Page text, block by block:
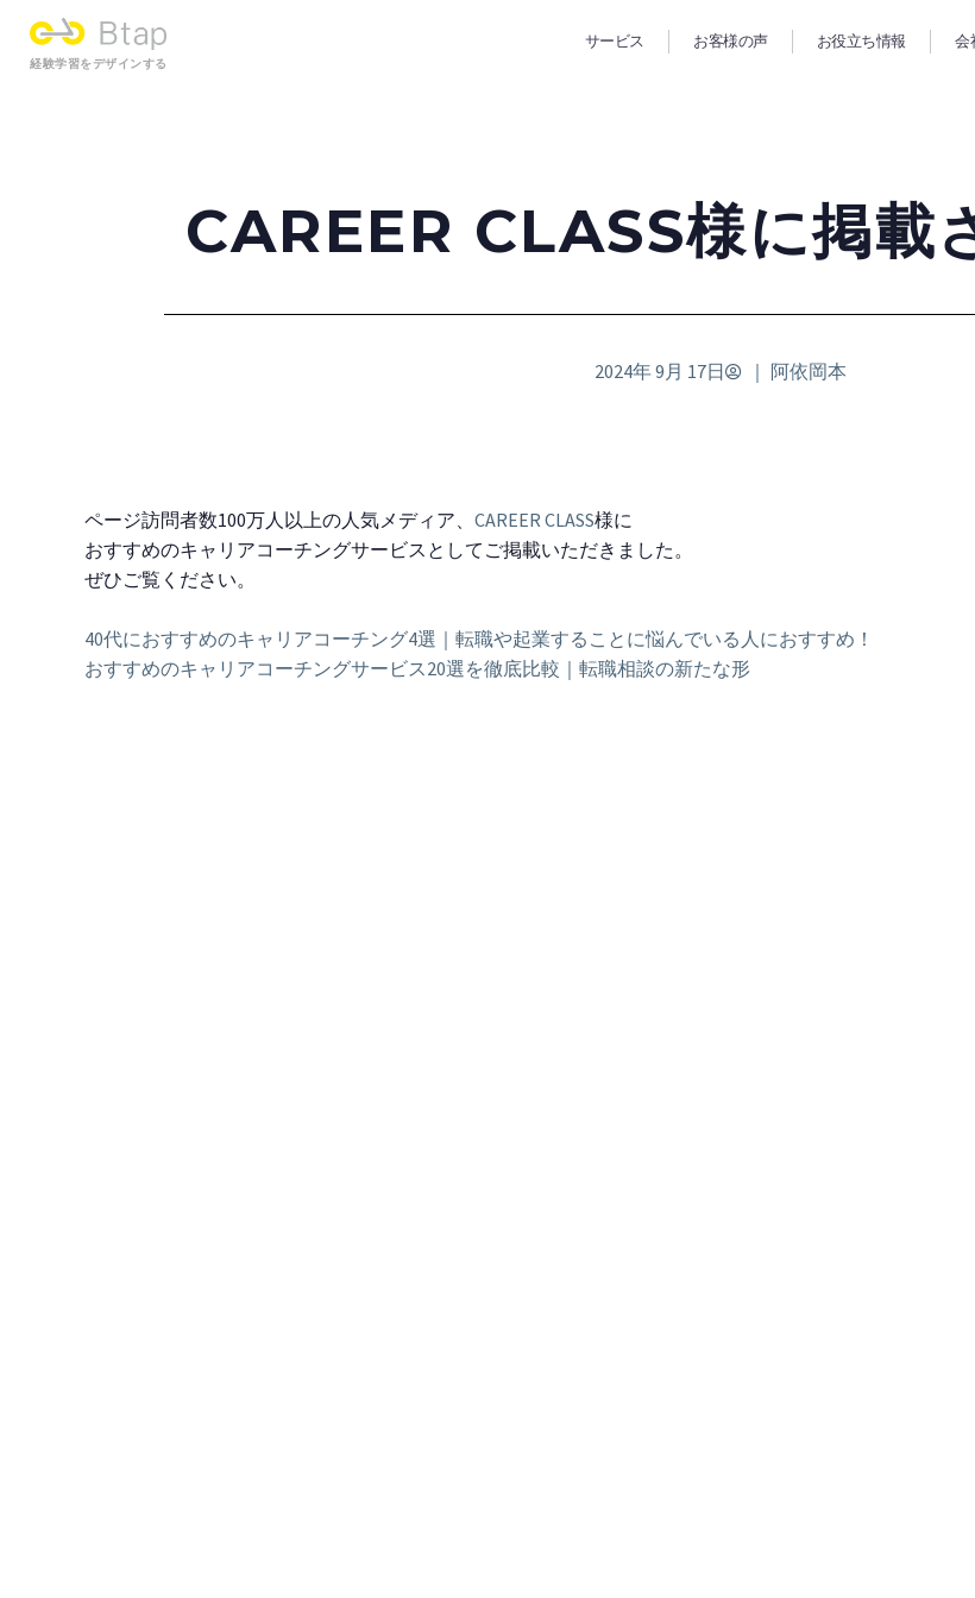
経験学習をデザインする
サービス お客様の声 お役立ち情報 会
CAREER CLASS様に掲載
2024年 9月 17日 ｜ 阿依岡本
ページ訪問者数100万人以上の人気メディア、 CAREER CLASS様に
おすすめのキャリアコーチングサービスとしてご掲載いただきました。
ぜひご覧ください。
40代におすすめのキャリアコーチング4選｜転職や起業することに悩んでいる人におすすめ！
おすすめのキャリアコーチングサービス20選を徹底比較｜転職相談の新たな形